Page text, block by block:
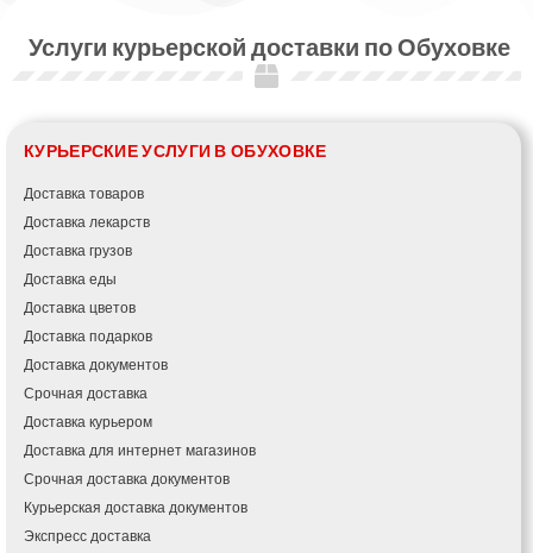
Услуги курьерской доставки по Обуховке
КУРЬЕРСКИЕ УСЛУГИ В ОБУХОВКЕ
Доставка товаров
Доставка лекарств
Доставка грузов
Доставка еды
Доставка цветов
Доставка подарков
Доставка документов
Срочная доставка
Доставка курьером
Доставка для интернет магазинов
Срочная доставка документов
Курьерская доставка документов
Экспресс доставка